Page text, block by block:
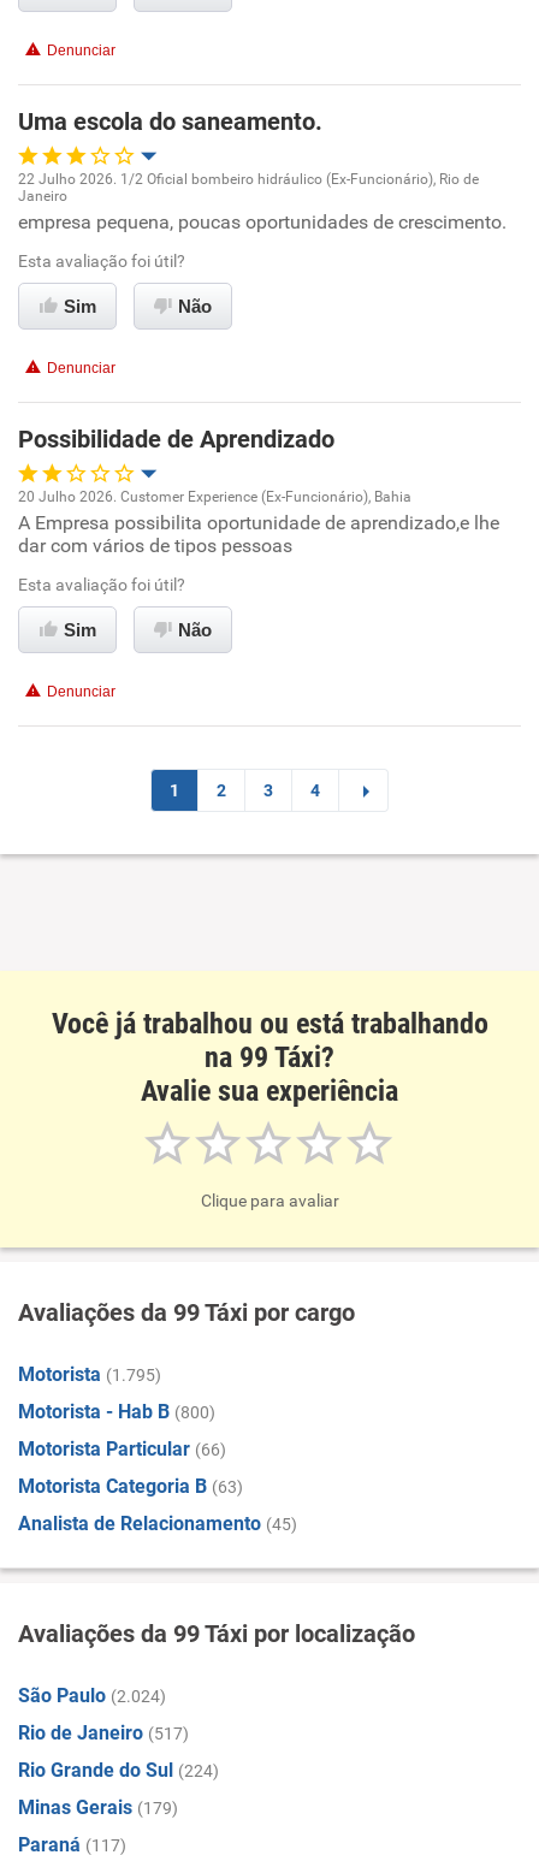
Denunciar
Uma escola do saneamento.
Oportunidade de promoção
Ambiente de trabalho
Conciliação com a vida familiar
Recomenda esta empresa
Não recomenda a diretoria
22 Julho 2026. 1/2 Oficial bombeiro hidráulico (Ex-Funcionário), Rio de
Janeiro
empresa pequena, poucas oportunidades de crescimento.
Esta avaliação foi útil?
Sim Não
Denunciar
Possibilidade de Aprendizado
Oportunidade de promoção
Ambiente de trabalho
Conciliação com a vida familiar
Não recomenda esta empresa
Não recomenda a diretoria
20 Julho 2026. Customer Experience (Ex-Funcionário), Bahia
A Empresa possibilita oportunidade de aprendizado,e lhe
dar com vários de tipos pessoas
Esta avaliação foi útil?
Sim Não
Denunciar
1 2 3 4
Você já trabalhou ou está trabalhando
na 99 Táxi?
Avalie sua experiência
Clique para avaliar
Avaliações da 99 Táxi por cargo
Motorista (1.795)
Motorista - Hab B (800)
Motorista Particular (66)
Motorista Categoria B (63)
Analista de Relacionamento (45)
Avaliações da 99 Táxi por localização
São Paulo (2.024)
Rio de Janeiro (517)
Rio Grande do Sul (224)
Minas Gerais (179)
Paraná (117)